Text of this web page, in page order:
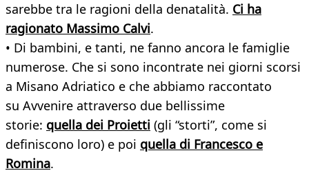
sarebbe tra le ragioni della denatalità. Ci ha
ragionato Massimo Calvi.
• Di bambini, e tanti, ne fanno ancora le famiglie
numerose. Che si sono incontrate nei giorni scorsi
a Misano Adriatico e che abbiamo raccontato
su Avvenire attraverso due bellissime
storie: quella dei Proietti (gli “storti”, come si
definiscono loro) e poi quella di Francesco e
Romina.